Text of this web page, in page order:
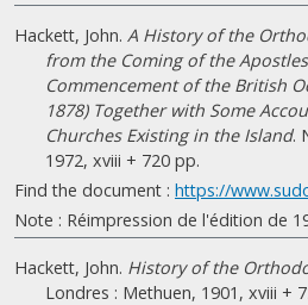
Hackett, John. A History of the
from the Coming of the
Commencement of the British
1878) Together with Some
Churches Existing in the Island.
1972, xviii + 720 pp.
Find the document : https://
Note : Réimpression de l'édition de
Hackett, John. History of the
Londres : Methuen, 1901, xviii +